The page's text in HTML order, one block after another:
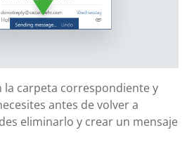
la carpeta correspondiente y
antes de volver a
eliminarlo y crear un mensaje